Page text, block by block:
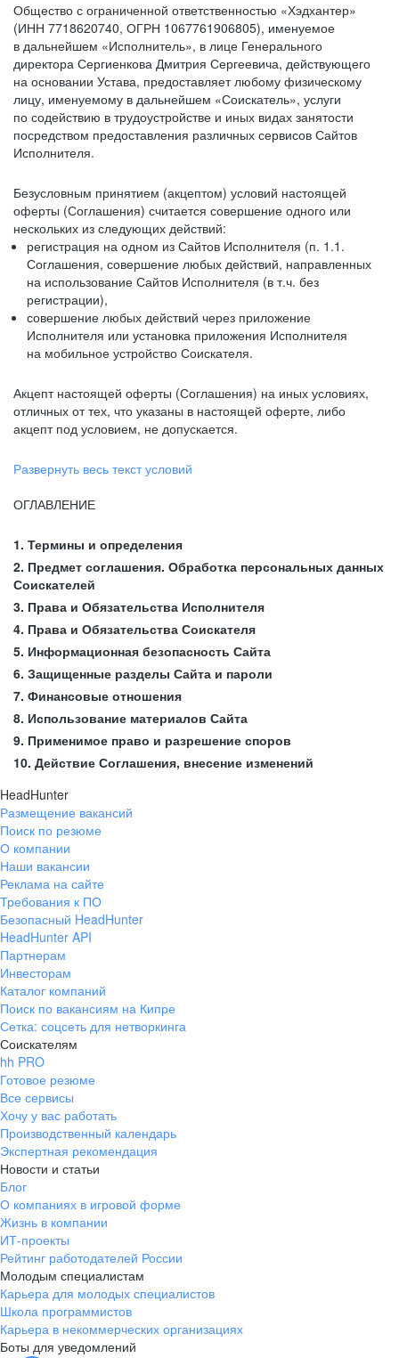
Общество с ограниченной ответственностью «Хэдхантер»
(ИНН 7718620740, ОГРН 1067761906805), именуемое
в дальнейшем «Исполнитель», в лице Генерального
директора Сергиенкова Дмитрия Сергеевича, действующего
на основании Устава, предоставляет любому физическому
лицу, именуемому в дальнейшем «Соискатель», услуги
по содействию в трудоустройстве и иных видах занятости
посредством предоставления различных сервисов Сайтов
Исполнителя.
Безусловным принятием (акцептом) условий настоящей
оферты (Соглашения) считается совершение одного или
нескольких из следующих действий:
регистрация на одном из Сайтов Исполнителя (п. 1.1.
Соглашения, совершение любых действий, направленных
на использование Сайтов Исполнителя (в т.ч. без
регистрации),
совершение любых действий через приложение
Исполнителя или установка приложения Исполнителя
на мобильное устройство Соискателя.
Акцепт настоящей оферты (Соглашения) на иных условиях,
отличных от тех, что указаны в настоящей оферте, либо
акцепт под условием, не допускается.
Развернуть весь текст условий
ОГЛАВЛЕНИЕ
1. Термины и определения
2. Предмет соглашения. Обработка персональных данных
Соискателей
3. Права и Обязательства Исполнителя
4. Права и Обязательства Соискателя
5. Информационная безопасность Сайта
6. Защищенные разделы Сайта и пароли
7. Финансовые отношения
8. Использование материалов Сайта
9. Применимое право и разрешение споров
10. Действие Соглашения, внесение изменений
HeadHunter
Размещение вакансий
Поиск по резюме
О компании
Наши вакансии
Реклама на сайте
Требования к ПО
Безопасный HeadHunter
HeadHunter API
Партнерам
Инвесторам
Каталог компаний
Поиск по вакансиям на Кипре
Сетка: соцсеть для нетворкинга
Соискателям
hh PRO
Готовое резюме
Все сервисы
Хочу у вас работать
Производственный календарь
Экспертная рекомендация
Новости и статьи
Блог
О компаниях в игровой форме
Жизнь в компании
ИТ-проекты
Рейтинг работодателей России
Молодым специалистам
Карьера для молодых специалистов
Школа программистов
Карьера в некоммерческих организациях
Боты для уведомлений